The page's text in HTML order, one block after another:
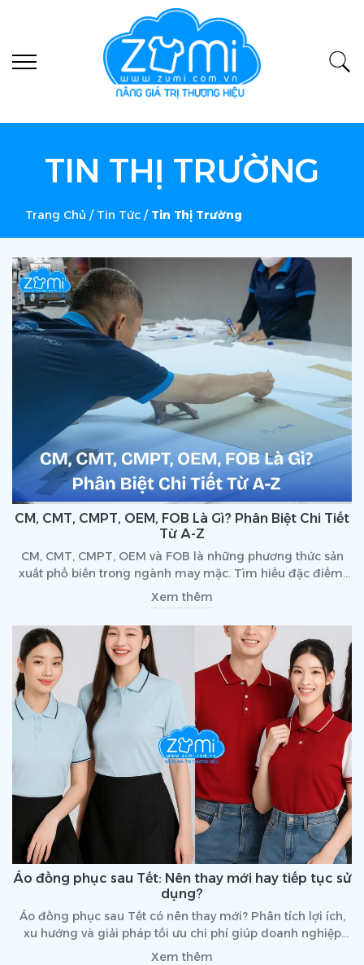
TIN THỊ TRƯỜNG
Trang Chủ / Tin Tức / Tin Thị Trường
CM, CMT, CMPT, OEM, FOB Là Gì? Phân Biệt Chi Tiết
Từ A-Z
CM, CMT, CMPT, OEM và FOB là những phương thức sản
xuất phổ biến trong ngành may mặc. Tìm hiểu đặc điểm,
ưu nhược điểm và cách lựa chọn mô hình phù hợp cho
doanh nghiệp.
Xem thêm
Áo đồng phục sau Tết: Nên thay mới hay tiếp tục sử
dụng?
Áo đồng phục sau Tết có nên thay mới? Phân tích lợi ích,
xu hướng và giải pháp tối ưu chi phí giúp doanh nghiệp
nâng tầm hình ảnh ngay đầu năm.
Xem thêm